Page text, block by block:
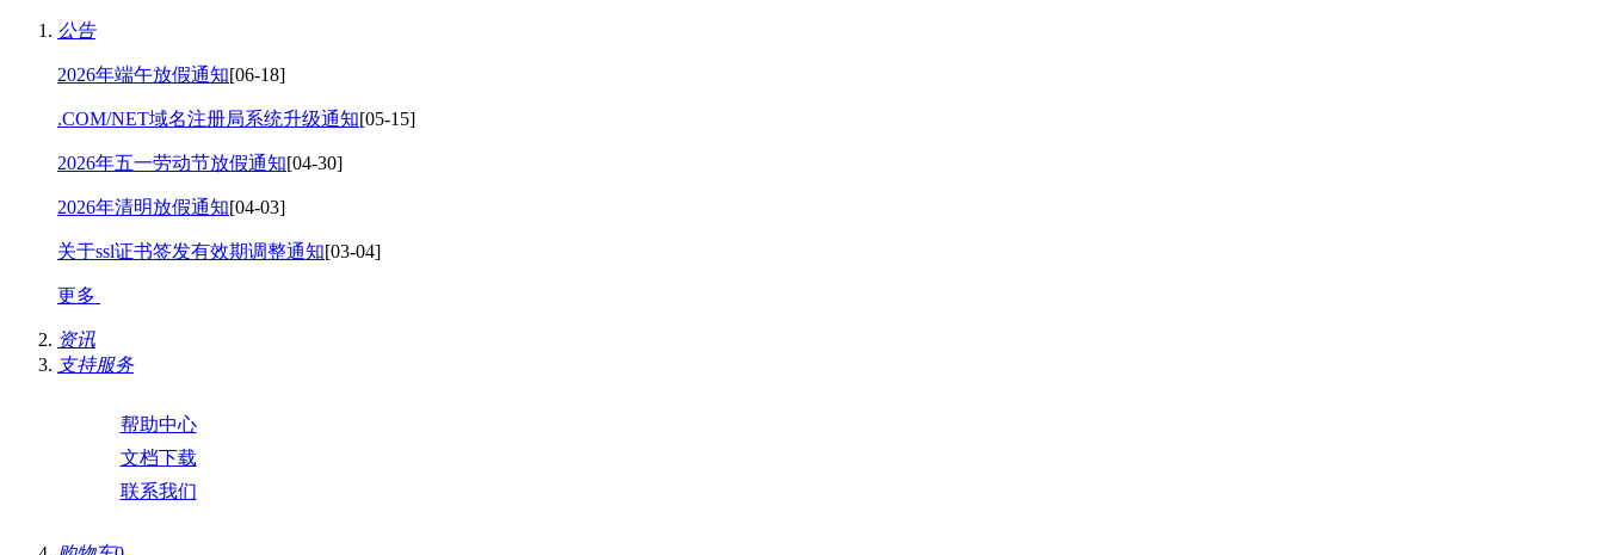
公告
2026年端午放假通知[06-18]
.COM/NET域名注册局系统升级通知[05-15]
2026年五一劳动节放假通知[04-30]
2026年清明放假通知[04-03]
关于ssl证书签发有效期调整通知[03-04]
更多
资讯
支持服务
帮助中心
文档下载
联系我们